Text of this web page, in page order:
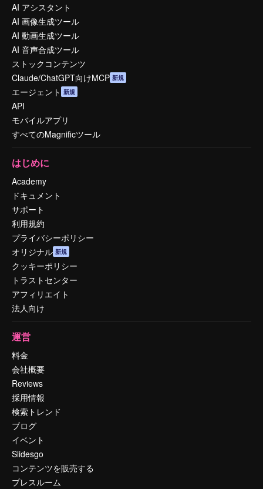
AI アシスタント
AI 画像生成ツール
AI 動画生成ツール
AI 音声合成ツール
ストックコンテンツ
Claude/ChatGPT向けMCP 新規
エージェント 新規
API
モバイルアプリ
すべてのMagnificツール
はじめに
Academy
ドキュメント
サポート
利用規約
プライバシーポリシー
オリジナル 新規
クッキーポリシー
トラストセンター
アフィリエイト
法人向け
運営
料金
会社概要
Reviews
採用情報
検索トレンド
ブログ
イベント
Slidesgo
コンテンツを販売する
プレスルーム